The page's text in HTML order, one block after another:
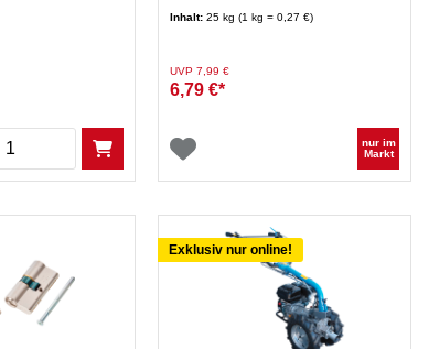
Menge
Inhalt:25 kg (1 kg = 0,27 €)
Preis reduziert von
UVP 7,99 €auf
6,79 €*
nur im
Markt
Exklusiv nur online!